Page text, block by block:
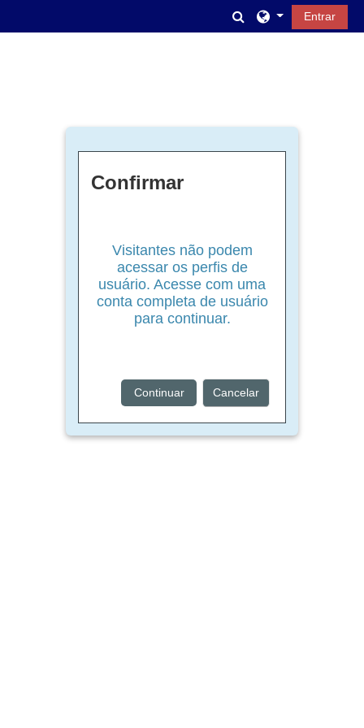
Alternar entrada
Entrar
Confirmar
Visitantes não podem
acessar os perfis de
usuário. Acesse com uma
conta completa de usuário
para continuar.
Continuar Cancelar